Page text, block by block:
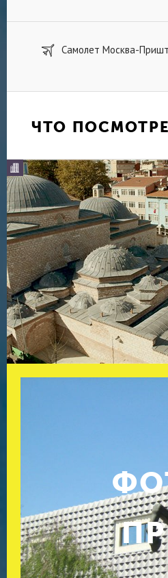
Самолет Москва-
ЧТО